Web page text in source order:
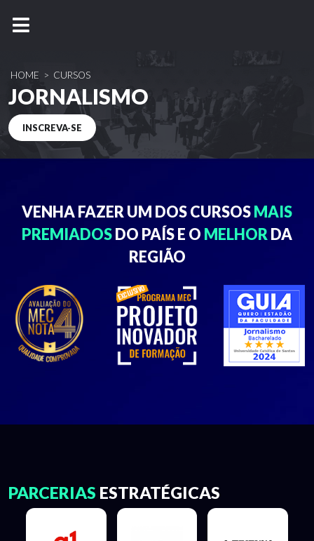
HOME > CURSOS
JORNALISMO
INSCREVA-SE
VENHA FAZER UM DOSCURSOSMAIS
PREMIADOSDO PAÍS E O MELHOR DA
REGIÃO
PARCERIAS ESTRATÉGICAS